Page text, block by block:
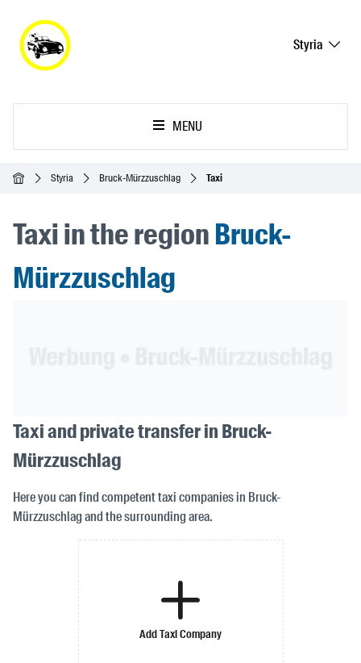
Styria
MENU
Homepage
Styria Bruck-Mürzzuschlag Taxi
Taxi in the regionBruck-
Mürzzuschlag
Taxi and private transfer in Bruck-
Mürzzuschlag
Here you can find competent taxi companies in Bruck-
Mürzzuschlag and the surrounding area.
Add Taxi Company